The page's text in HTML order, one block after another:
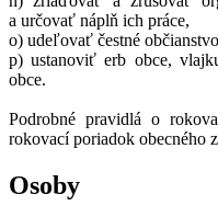
a určovať náplň ich práce,
o) udeľovať čestné
p) ustanoviť erb obce,
obce.
Podrobné pravidlá o
rokovací poriadok obecného
Osoby